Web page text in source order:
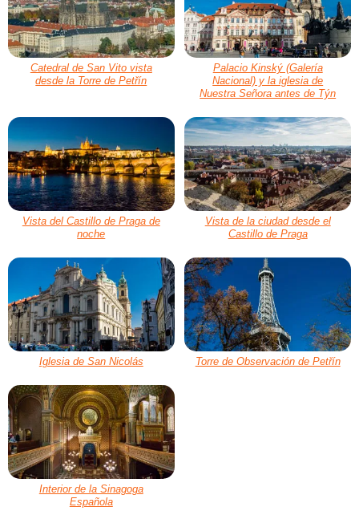
Catedral de San Vito vista
desde la Torre de Petřín
Palacio Kinský (Galería
Nacional) y la iglesia de
Nuestra Señora antes de Týn
Vista del Castillo de Praga de
noche
Vista de la ciudad desde el
Castillo de Praga
Iglesia de San Nicolás Torre de Observación de Petřín
Interior de la Sinagoga
Española